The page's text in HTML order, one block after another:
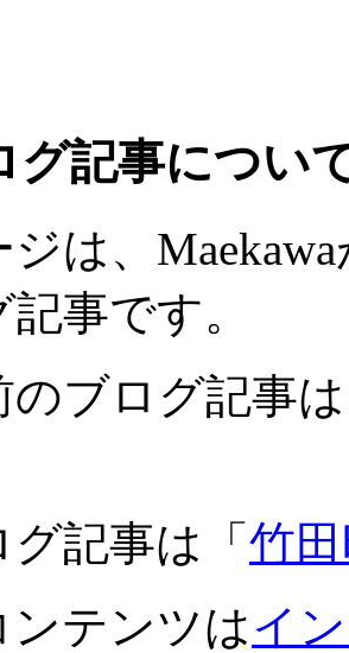
グ記事につい
は、
事です。
のブログ記事
記事は「 竹
テンツはイ